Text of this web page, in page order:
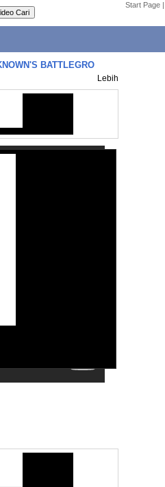
Start Page |
BATTLEGRO
Lebih